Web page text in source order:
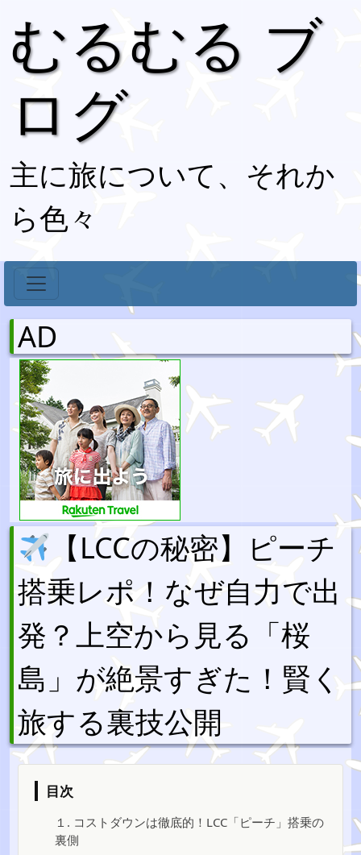
むるむる ブ
ログ
主に旅について、それか
ら色々
AD
【LCCの秘密】ピーチ
搭乗レポ！なぜ自力で出
発？上空から見る「桜
島」が絶景すぎた！賢く
旅する裏技公開
目次
１. コストダウンは徹底的！LCC「ピーチ」搭乗の
裏側